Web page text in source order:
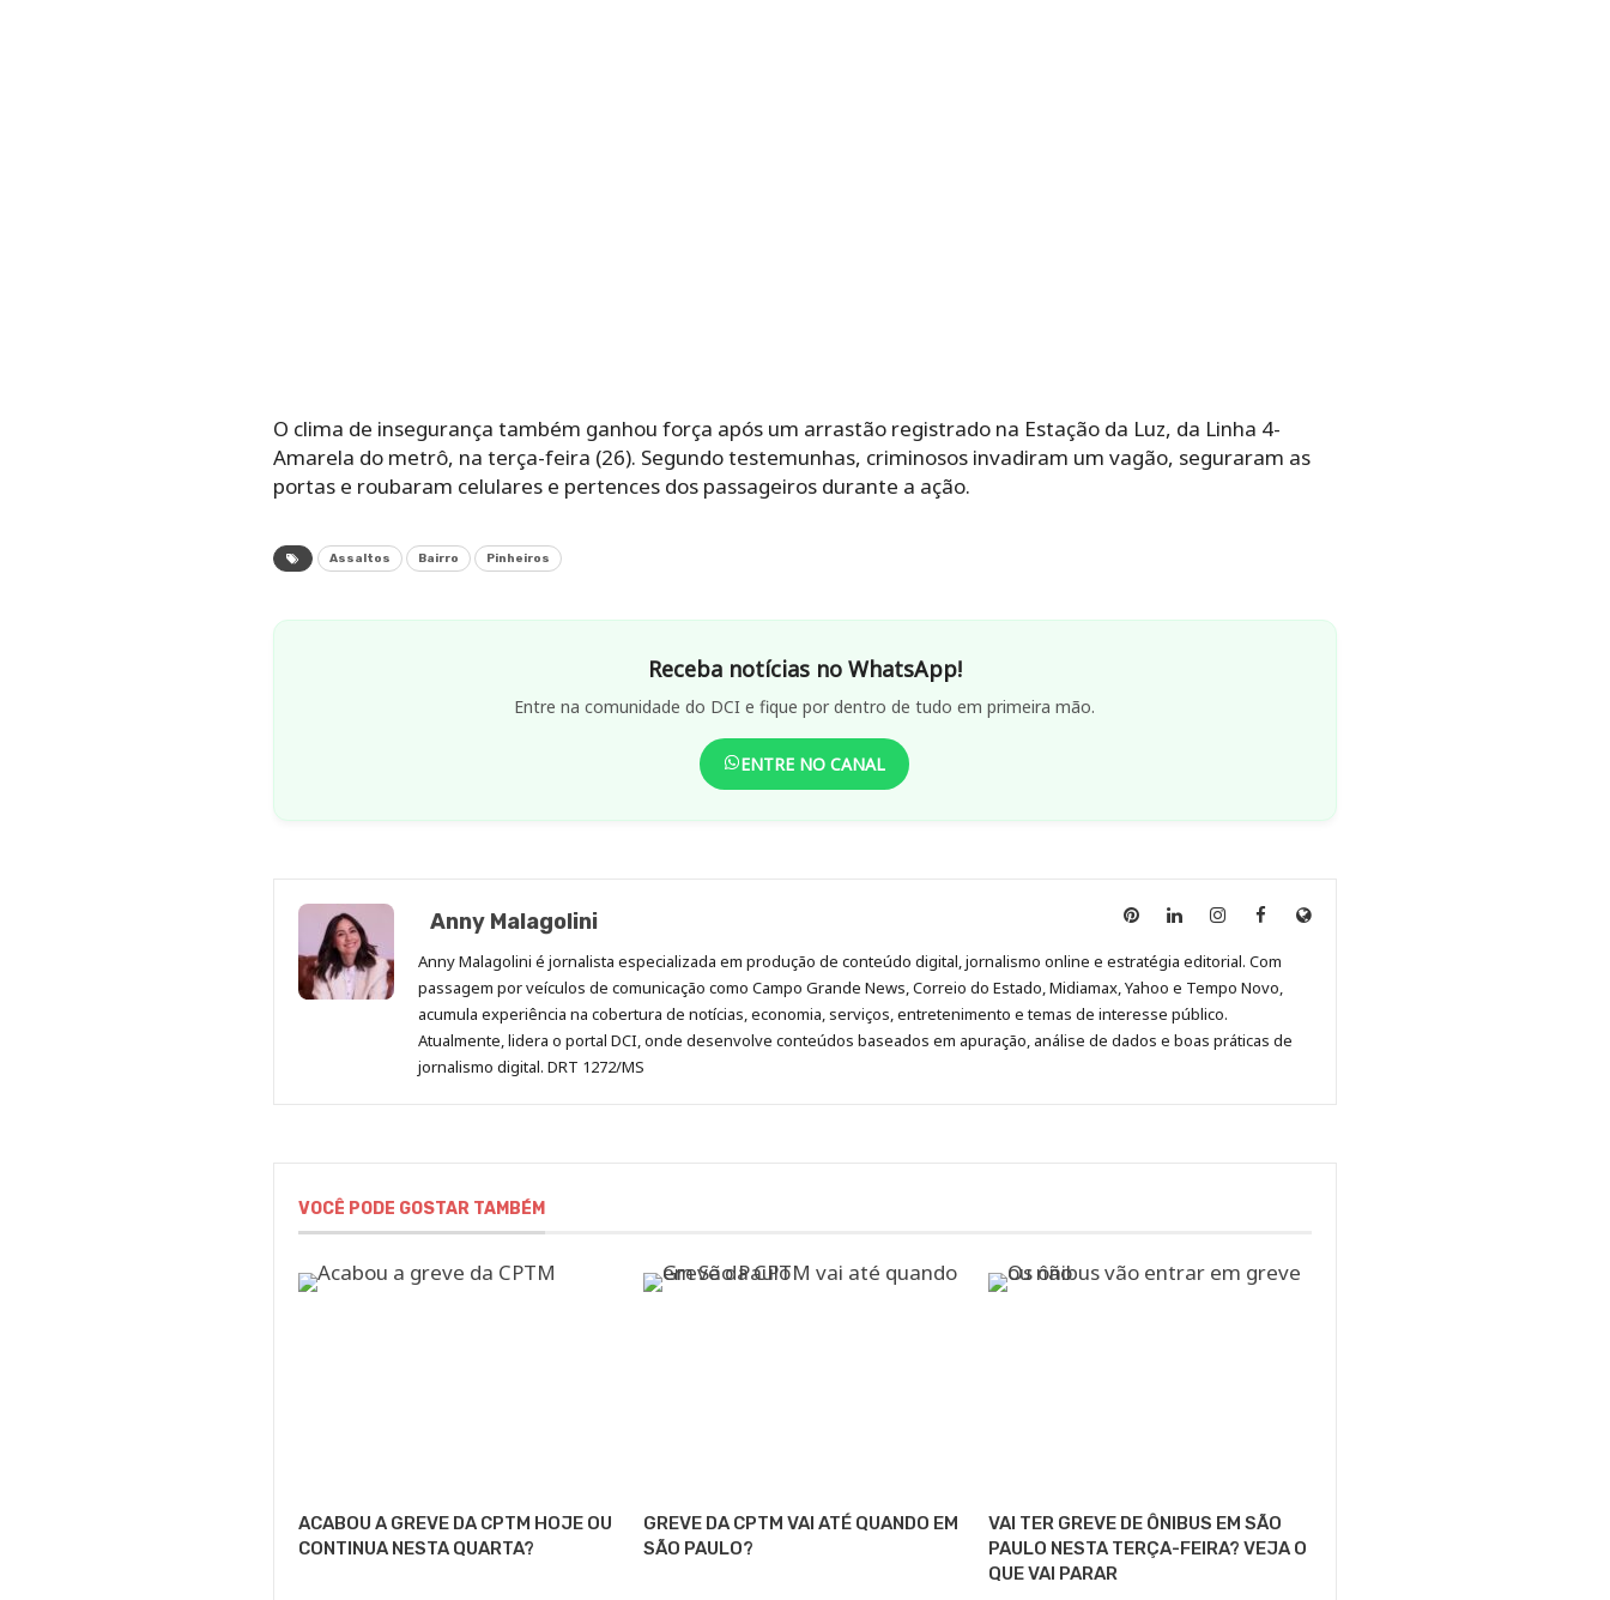
O clima de insegurança também ganhou força após um arrastão registrado na Estação da Luz, da Linha 4-
Amarela do metrô, na terça-feira (26). Segundo testemunhas, criminosos invadiram um vagão, seguraram as
portas e roubaram celulares e pertences dos passageiros durante a ação.
Assaltos Bairro Pinheiros
Receba notícias no WhatsApp!
Entre na comunidade do DCI e fique por dentro de tudo em primeira mão.
ENTRE NO CANAL
Anny Malagolini
Anny
no
Pinterest
Anny
no
LinkedIn
Anny
no
Instagram
Anny
no
Facebook
Site
Anny Malagolini é jornalista especializada em produção de conteúdo digital, jornalismo online e estratégia editorial. Com
passagem por veículos de comunicação como Campo Grande News, Correio do Estado, Midiamax, Yahoo e Tempo Novo,
acumula experiência na cobertura de notícias, economia, serviços, entretenimento e temas de interesse público.
Atualmente, lidera o portal DCI, onde desenvolve conteúdos baseados em apuração, análise de dados e boas práticas de
jornalismo digital. DRT 1272/MS
VOCÊ PODE GOSTAR TAMBÉM
ACABOU A GREVE DA CPTM HOJE OU
CONTINUA NESTA QUARTA?
GREVE DA CPTM VAI ATÉ QUANDO EM
SÃO PAULO?
VAI TER GREVE DE ÔNIBUS EM SÃO
PAULO NESTA TERÇA-FEIRA? VEJA O
QUE VAI PARAR